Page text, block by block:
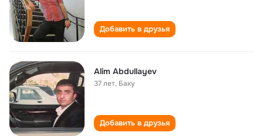
Добавить в друзья
Alim Abdullayev
37 лет, Баку
Добавить в друзья